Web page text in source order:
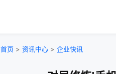
首页 > 资讯中心 > 企业快讯